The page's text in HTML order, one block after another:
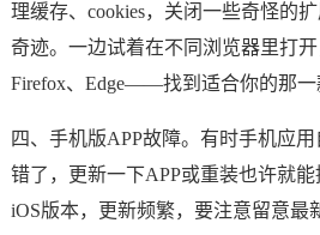
理缓存、cookies，关闭一些奇怪的
奇迹。一边试着在不同浏览器里打开
Firefox、Edge——找到适合你的那一
四、手机版APP故障。有时手机应
错了，更新一下APP或重装也许就
iOS版本，更新频繁，要注意留意最